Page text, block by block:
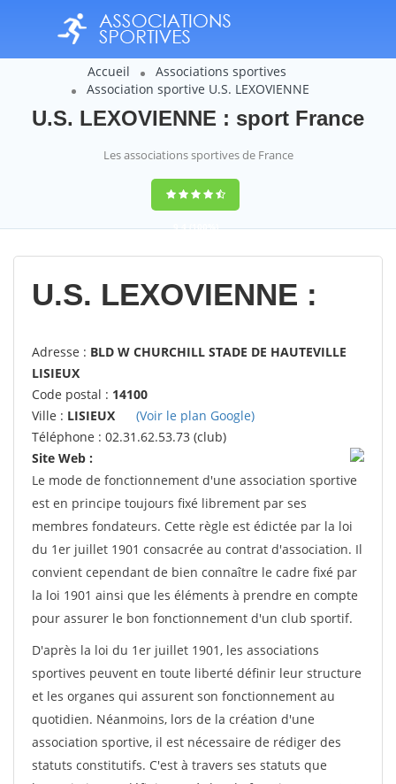
Accueil
Associations sportives
Association sportive U.S. LEXOVIENNE
U.S. LEXOVIENNE : sport France
Les associations sportives de France
9,4(100%)
14358votes
U.S. LEXOVIENNE :
Adresse : BLD W CHURCHILL STADE DE HAUTEVILLE
LISIEUX
Code postal : 14100
Ville : LISIEUX
(Voir le plan Google)
Téléphone : 02.31.62.53.73 (club)
Site Web :
Le mode de fonctionnement d'une association sportive
est en principe toujours fixé librement par ses
membres fondateurs. Cette règle est édictée par la loi
du 1er juillet 1901 consacrée au contrat d'association. Il
convient cependant de bien connaître le cadre fixé par
la loi 1901 ainsi que les éléments à prendre en compte
pour assurer le bon fonctionnement d'un club sportif.
D'après la loi du 1er juillet 1901, les associations
sportives peuvent en toute liberté définir leur structure
et les organes qui assurent son fonctionnement au
quotidien. Néanmoins, lors de la création d'une
association sportive, il est nécessaire de rédiger des
statuts constitutifs. C'est à travers ses statuts que